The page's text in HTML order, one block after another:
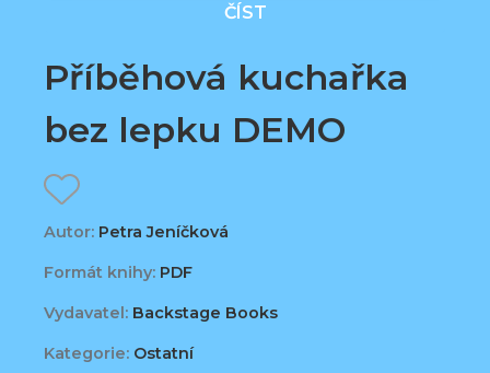
ČÍST
Příběhová kuchařka
bez lepku DEMO
Autor: Petra Jeníčková
Formát knihy: PDF
Vydavatel: Backstage Books
Kategorie: Ostatní